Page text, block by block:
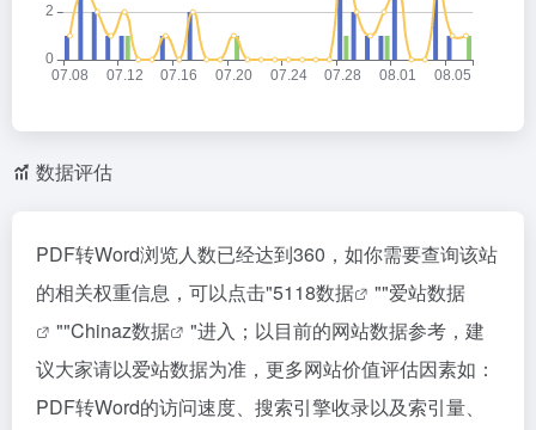
数据评估
PDF转Word浏览人数已经达到360，如你需要查询该站
的相关权重信息，可以点击"5118数据 ""爱站数据
""Chinaz数据
"进入；以目前的网站数据参考，建
议大家请以爱站数据为准，更多网站价值评估因素如：
PDF转Word的访问速度、搜索引擎收录以及索引量、